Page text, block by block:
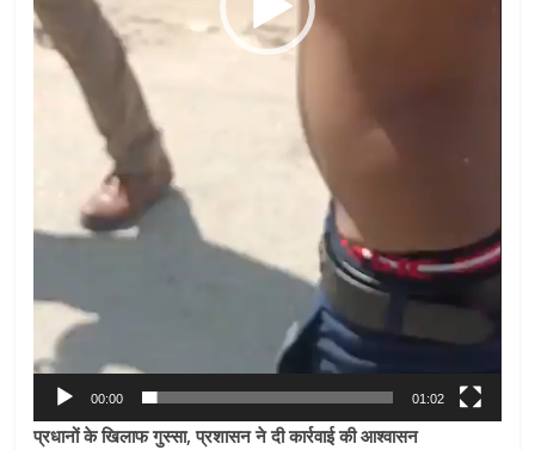
00:00 01:02
प्रधानों के खिलाफ गुस्सा, प्रशासन ने दी कार्रवाई की आश्वासन